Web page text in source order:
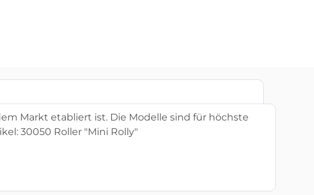
Markt etabliert ist. Die Modelle sind für höchste
30050 Roller "Mini Rolly"